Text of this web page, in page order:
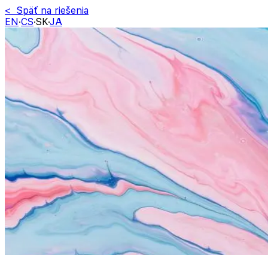
< Späť na riešenia
EN·CS·SK·JA